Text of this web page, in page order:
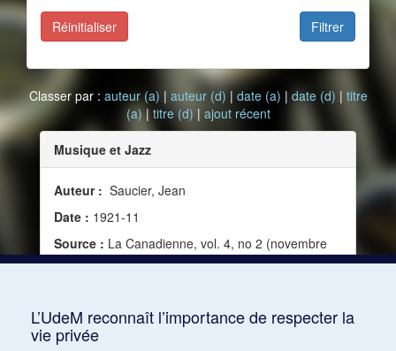
Filtrer
Réinitialiser
Classer par : auteur (a) | auteur (d) | date (a) | date (d) | titre
(a)| titre (d) | ajout récent
Musique et Jazz
Auteur : Saucier, Jean
Date : 1921-11
Source : La Canadienne, vol. 4, no 2 (novembre
1921)
L’UdeM reconnaît l’importance de respecter la
vie privée